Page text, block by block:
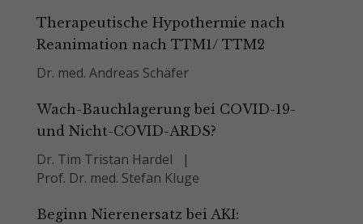
Therapeutische Hypothermie nach
Reanimation nach TTM1/ TTM2
Dr. med. Andreas Schäfer
Wach-Bauchlagerung bei COVID-19-
und Nicht-COVID-ARDS?
Dr. Tim Tristan Hardel
Prof. Dr. med. Stefan Kluge
Beginn Nierenersatz bei AKI: